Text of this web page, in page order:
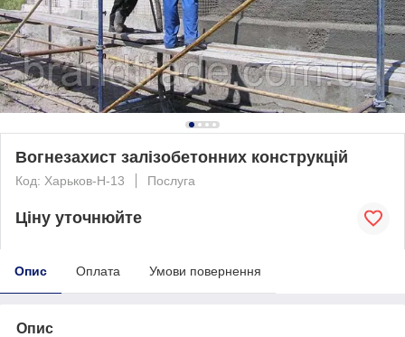
Вогнезахист залізобетонних конструкцій
Код: Харьков-Н-13 Послуга
Ціну уточнюйте
Опис Оплата Умови повернення
Опис